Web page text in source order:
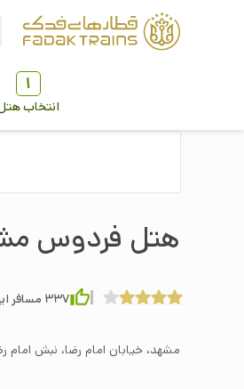
1
انتخاب
هتل فردوس
337 مسافر
مشهد، خيابان امام رضا، نبش امام